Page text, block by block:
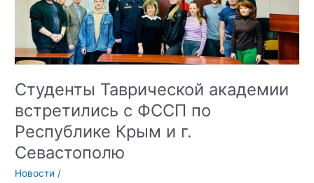
Студенты Таврической академии
встретились с ФССП по
Республике Крым и г.
Севастополю
Новости /